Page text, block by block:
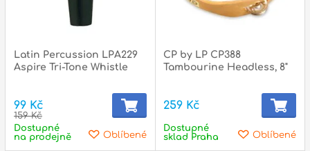
Latin Percussion LPA229
Aspire Tri-Tone Whistle
99 Kč
159 Kč
Oblíbené
Dostupné
na prodejně
CP by LP CP388
Tambourine Headless, 8"
259 Kč
Oblíbené
Dostupné
sklad Praha